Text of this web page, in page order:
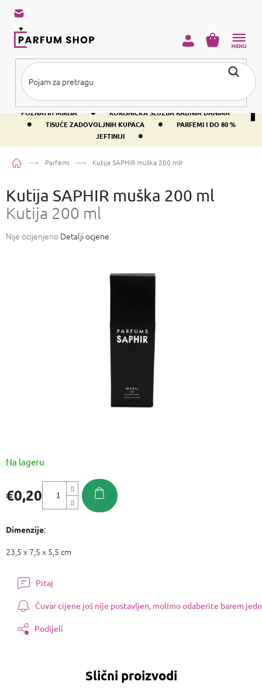
sadržaj
BESPLATNA DOSTAVA IZNAD PRIBLIŽNO 37 € •
400+ SVJETSKI
POZNATIH MIRISA
• KORISNIČKA SLUŽBA RADNIM DANIMA
• TISUĆE ZADOVOLJNIH KUPACA •
PARFEMI I DO 80 %
JEFTINIJI
•
KOŠARICA
PočetnaParfemi Kutija SAPHIR muška 200 mlKutija 200 ml
Kutija SAPHIR muška 200 ml
Kutija 200 ml
Prosječna
Nije ocijenjeno Detalji ocjene
€0,20
Na lageru
Dimenzije:
23,5 x 7,5 x 5,5 cm
Pitaj
Čuvar cijene još nije postavljen, molimo odaberite barem
Podijeli
Slični proizvodi